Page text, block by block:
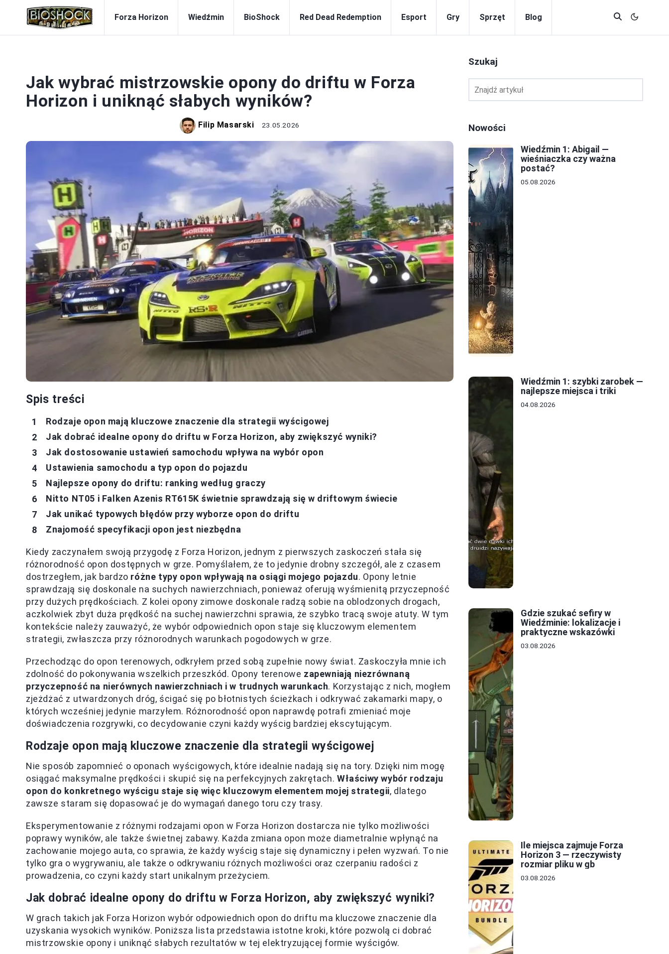
Forza Horizon Wiedźmin BioShock Red Dead Redemption Esport Gry Sprzęt Blog
Jak wybrać mistrzowskie opony do driftu w Forza
Horizon i uniknąć słabych wyników?
Filip Masarski 23.05.2026
Spis treści
Rodzaje opon mają kluczowe znaczenie dla strategii wyścigowej
Jak dobrać idealne opony do driftu w Forza Horizon, aby zwiększyć wyniki?
Jak dostosowanie ustawień samochodu wpływa na wybór opon
Ustawienia samochodu a typ opon do pojazdu
Najlepsze opony do driftu: ranking według graczy
Nitto NT05 i Falken Azenis RT615K świetnie sprawdzają się w driftowym świecie
Jak unikać typowych błędów przy wyborze opon do driftu
Znajomość specyfikacji opon jest niezbędna
Kiedy zaczynałem swoją przygodę z Forza Horizon, jednym z pierwszych zaskoczeń stała się
różnorodność opon dostępnych w grze. Pomyślałem, że to jedynie drobny szczegół, ale z czasem
dostrzegłem, jak bardzo różne typy opon wpływają na osiągi mojego pojazdu. Opony letnie
sprawdzają się doskonale na suchych nawierzchniach, ponieważ oferują wyśmienitą przyczepność
przy dużych prędkościach. Z kolei opony zimowe doskonale radzą sobie na oblodzonych drogach,
aczkolwiek zbyt duża prędkość na suchej nawierzchni sprawia, że szybko tracą swoje atuty. W tym
kontekście należy zauważyć, że wybór odpowiednich opon staje się kluczowym elementem
strategii, zwłaszcza przy różnorodnych warunkach pogodowych w grze.
Przechodząc do opon terenowych, odkryłem przed sobą zupełnie nowy świat. Zaskoczyła mnie ich
zdolność do pokonywania wszelkich przeszkód. Opony terenowe zapewniają niezrównaną
przyczepność na nierównych nawierzchniach i w trudnych warunkach. Korzystając z nich, mogłem
zjeżdżać z utwardzonych dróg, ścigać się po błotnistych ścieżkach i odkrywać zakamarki mapy, o
których wcześniej jedynie marzyłem. Różnorodność opon naprawdę potrafi zmieniać moje
doświadczenia rozgrywki, co decydowanie czyni każdy wyścig bardziej ekscytującym.
Rodzaje opon mają kluczowe znaczenie dla strategii wyścigowej
Nie sposób zapomnieć o oponach wyścigowych, które idealnie nadają się na tory. Dzięki nim mogę
osiągać maksymalne prędkości i skupić się na perfekcyjnych zakrętach. Właściwy wybór rodzaju
opon do konkretnego wyścigu staje się więc kluczowym elementem mojej strategii, dlatego
zawsze staram się dopasować je do wymagań danego toru czy trasy.
Eksperymentowanie z różnymi rodzajami opon w Forza Horizon dostarcza nie tylko możliwości
poprawy wyników, ale także świetnej zabawy. Każda zmiana opon może diametralnie wpłynąć na
zachowanie mojego auta, co sprawia, że każdy wyścig staje się dynamiczny i pełen wyzwań. To nie
tylko gra o wygrywaniu, ale także o odkrywaniu różnych możliwości oraz czerpaniu radości z
prowadzenia, co czyni każdy start unikalnym przeżyciem.
Jak dobrać idealne opony do driftu w Forza Horizon, aby zwiększyć wyniki?
W grach takich jak Forza Horizon wybór odpowiednich opon do driftu ma kluczowe znaczenie dla
uzyskania wysokich wyników. Poniższa lista przedstawia istotne kroki, które pozwolą ci dobrać
mistrzowskie opony i uniknąć słabych rezultatów w tej elektryzującej formie wyścigów.
Szukaj
Nowości
Wiedźmin 1: Abigail —
wieśniaczka czy ważna
postać?
05.08.2026
Wiedźmin 1: szybki zarobek —
najlepsze miejsca i triki
04.08.2026
Gdzie szukać sefiry w
Wiedźminie: lokalizacje i
praktyczne wskazówki
03.08.2026
Ile miejsca zajmuje Forza
Horizon 3 — rzeczywisty
rozmiar pliku w gb
03.08.2026